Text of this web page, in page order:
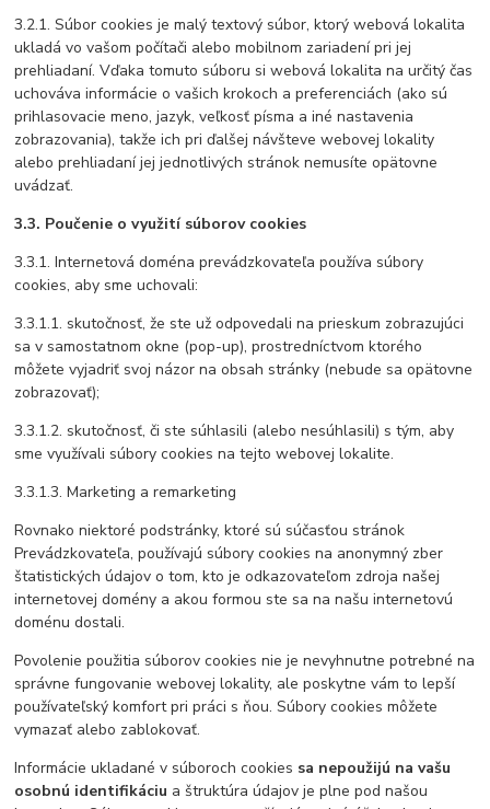
3.2.1. Súbor cookies je malý textový súbor, ktorý webová lokalita
ukladá vo vašom počítači alebo mobilnom zariadení pri jej
prehliadaní. Vďaka tomuto súboru si webová lokalita na určitý čas
uchováva informácie o vašich krokoch a preferenciách (ako sú
prihlasovacie meno, jazyk, veľkosť písma a iné nastavenia
zobrazovania), takže ich pri ďalšej návšteve webovej lokality
alebo prehliadaní jej jednotlivých stránok nemusíte opätovne
uvádzať.
3.3. Poučenie o využití súborov cookies
3.3.1. Internetová doména prevádzkovateľa používa súbory
cookies, aby sme uchovali:
3.3.1.1. skutočnosť, že ste už odpovedali na prieskum zobrazujúci
sa v samostatnom okne (pop-up), prostredníctvom ktorého
môžete vyjadriť svoj názor na obsah stránky (nebude sa opätovne
zobrazovať);
3.3.1.2. skutočnosť, či ste súhlasili (alebo nesúhlasili) s tým, aby
sme využívali súbory cookies na tejto webovej lokalite.
3.3.1.3. Marketing a remarketing
Rovnako niektoré podstránky, ktoré sú súčasťou stránok
Prevádzkovateľa, používajú súbory cookies na anonymný zber
štatistických údajov o tom, kto je odkazovateľom zdroja našej
internetovej domény a akou formou ste sa na našu internetovú
doménu dostali.
Povolenie použitia súborov cookies nie je nevyhnutne potrebné na
správne fungovanie webovej lokality, ale poskytne vám to lepší
používateľský komfort pri práci s ňou. Súbory cookies môžete
vymazať alebo zablokovať.
Informácie ukladané v súboroch cookies sa nepoužijú na vašu
osobnú identifikáciu a štruktúra údajov je plne pod našou